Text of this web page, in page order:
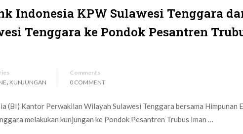
Indonesia KPW Sulawesi Tenggara
Tenggara ke Pondok Pesantren
, KUNJUNGAN
Comments
0 COMMENT
(BI) Kantor Perwakilan Wilayah Sulawesi Tenggara bersama Himpunan
melakukan kunjungan ke Pondok Pesantren Trubus Iman …